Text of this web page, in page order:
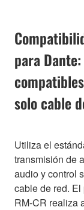
para
solo cable
Utiliza el
transmisión de
audio y control
cable de red.
RM-CR realiza